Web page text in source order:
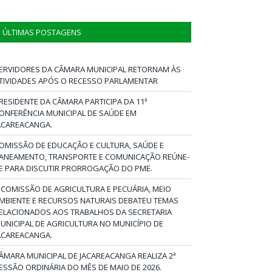
ÚLTIMAS POSTAGENS
DA CÂMARA MUNICIPAL RETORNAM ÀS
APÓS O RECESSO PARLAMENTAR
DA CÂMARA PARTICIPA DA 11ª
MUNICIPAL DE SAÚDE EM
DE EDUCAÇÃO E CULTURA, SAÚDE E
TRANSPORTE E COMUNICAÇÃO REÚNE-
PARA DISCUTIR PRORROGAÇÃO DO PME.
DE AGRICULTURA E PECUÁRIA, MEIO
E RECURSOS NATURAIS DEBATEU TEMAS
AOS TRABALHOS DA SECRETARIA
DE AGRICULTURA NO MUNICÍPIO DE
MUNICIPAL DE JACAREACANGA REALIZA 2ª
ORDINÁRIA DO MÊS DE MAIO DE 2026.